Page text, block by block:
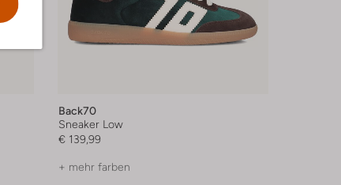
Back70
Sneaker Low
€ 139,99
+ mehr farben